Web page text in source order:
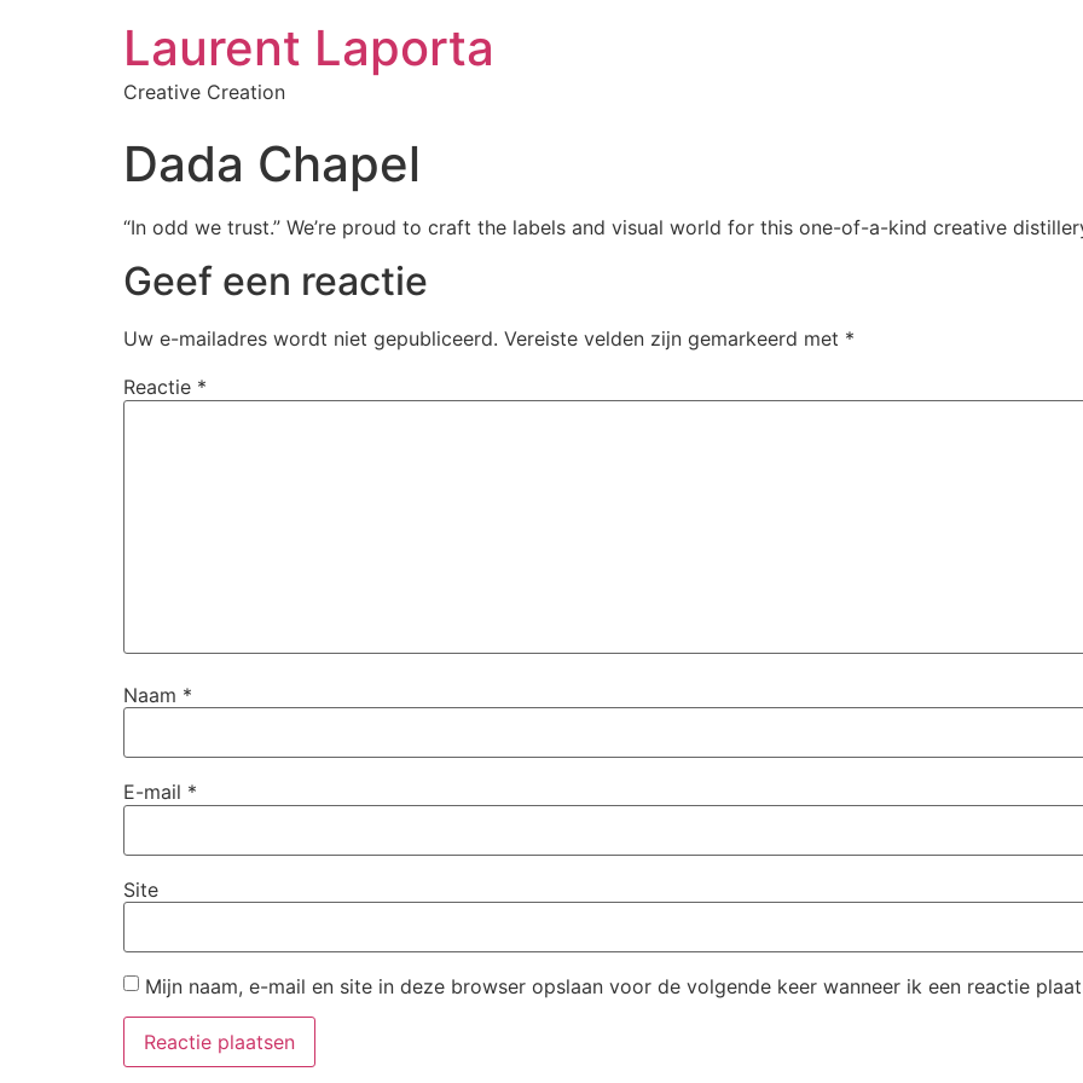
Laurent Laporta
Creative Creation
Dada Chapel
“In odd we trust.” We’re proud to craft the labels and visual world for this one-of-a-kind creative
Geef een reactie
Uw e-mailadres wordt niet gepubliceerd. Vereiste velden zijn gemarkeerd met *
Reactie *
Naam *
E-mail *
Site
Mijn naam, e-mail en site in deze browser opslaan voor de volgende keer wanneer ik een reactie